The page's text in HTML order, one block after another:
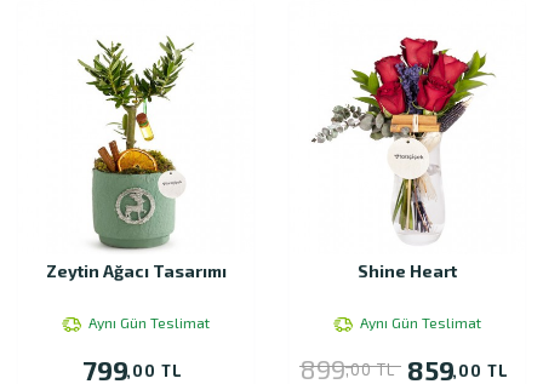
Zeytin Ağacı Tasarımı
Aynı Gün Teslimat
799,00 TL
Shine Heart
Aynı Gün Teslimat
899,00 TL 859,00 TL